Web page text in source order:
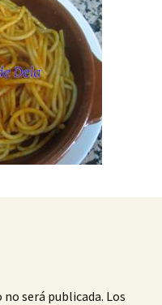
será publicada. Los